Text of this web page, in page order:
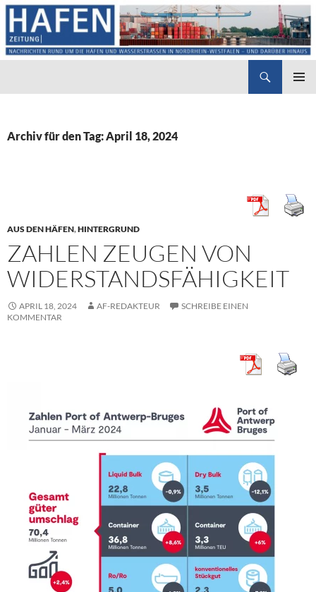
Archiv für den Tag: April 18, 2024
AUS DEN HÄFEN,HINTERGRUND
ZAHLEN ZEUGEN VON
WIDERSTANDSFÄHIGKEIT
APRIL 18, 2024 AF-REDAKTEUR
SCHREIBE EINEN
KOMMENTAR